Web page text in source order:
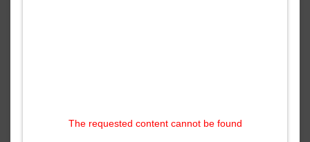
The requested content cannot be found